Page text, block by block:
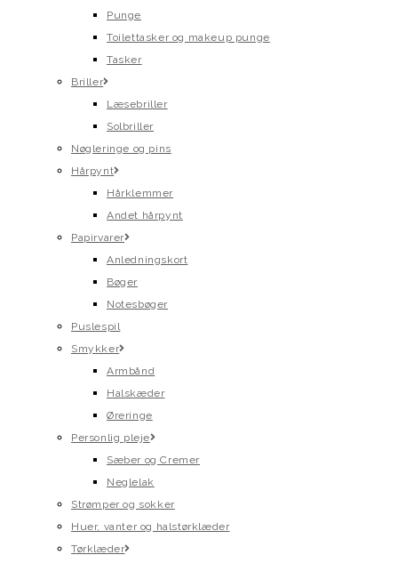
Punge
Toilettasker og makeup punge
Tasker
Briller
Læsebriller
Solbriller
Nøgleringe og pins
Hårpynt
Hårklemmer
Andet hårpynt
Papirvarer
Anledningskort
Bøger
Notesbøger
Puslespil
Smykker
Armbånd
Halskæder
Øreringe
Personlig pleje
Sæber og Cremer
Neglelak
Strømper og sokker
Huer, vanter og halstørklæder
Tørklæder